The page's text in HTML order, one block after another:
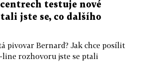
testuje nové
jste se, co dalšího
pivovar Bernard? Jak chce posílit
line rozhovoru jste se ptali